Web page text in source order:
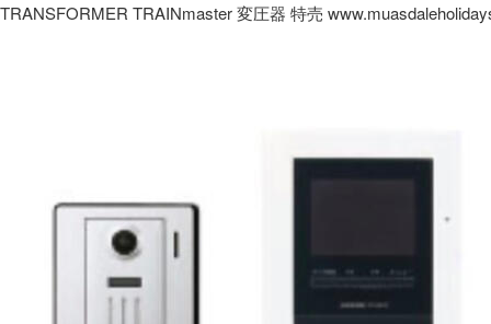
TRANSFORMER TRAINmaster 変圧器 特売